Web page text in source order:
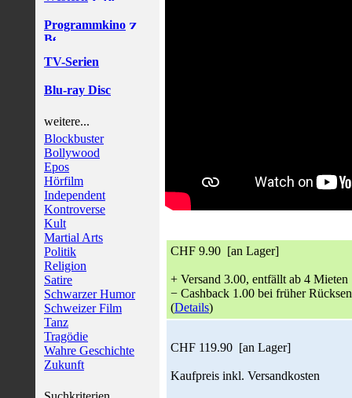
Programmkino
TV-Serien
Blu-ray Disc
weitere...
Blockbuster
Bollywood
Epos
Hörfilm
Independent
Kontroverse
Kult
Martial Arts
Politik
Religion
Satire
Schwarzer Humor
Schweizer Film
Tanz
Tragödie
Wahre Geschichte
Zukunft
CHF 9.90 [an Lager]
+ Versand 3.00, entfällt ab 4 Mieten
− Cashback 1.00 bei früher
(Details)
CHF 119.90 [an Lager]
Kaufpreis inkl. Versandkosten